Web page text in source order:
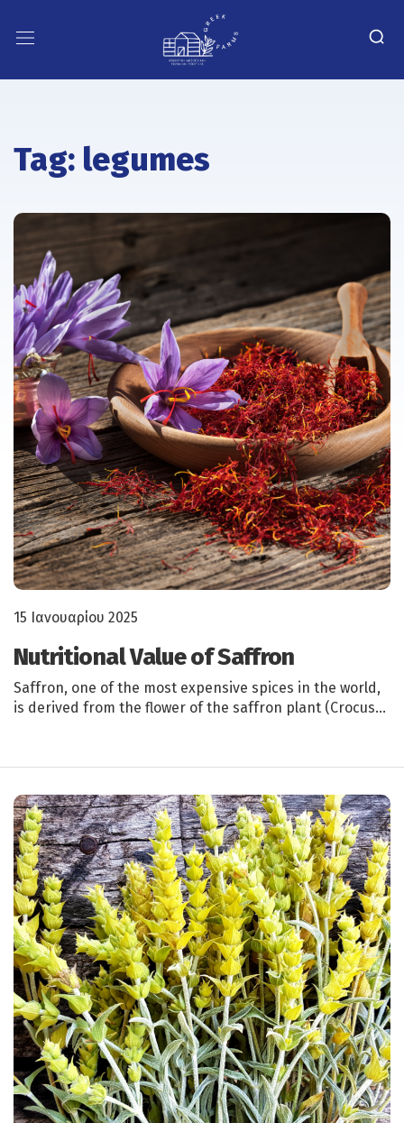
Tag: legumes
15 Ιανουαρίου 2025
Nutritional Value of Saffron
Saffron, one of the most expensive spices in the world,
is derived from the flower of the saffron plant (Crocus…